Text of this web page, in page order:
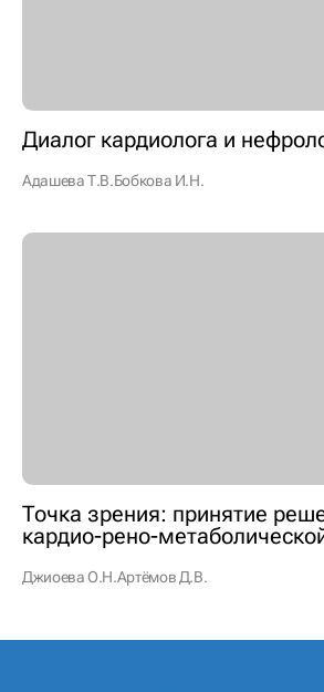
Диалог кардиолога и
Адашева Т.В.Бобкова И.Н.
Точка зрения: принятие
кардио-рено-
Джиоева О.Н.Артёмов Д.В.